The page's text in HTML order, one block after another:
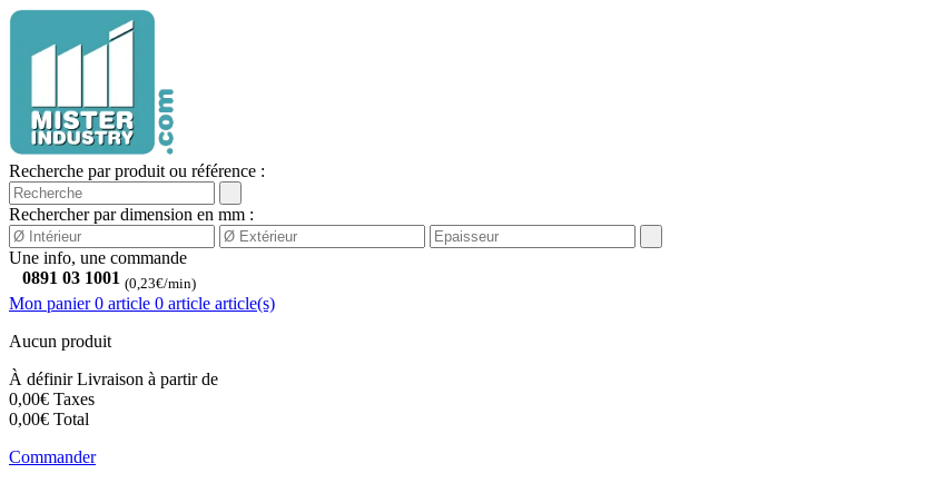
Recherche par produit ou référence :
Rechercher par dimension en mm :
Une info, une commande
0891 03 1001 (0,23€/min)
Mon panier 0 article 0 article article(s)
Aucun produit
À définirLivraison à partir de
0,00€ Taxes
0,00€ Total
Commander